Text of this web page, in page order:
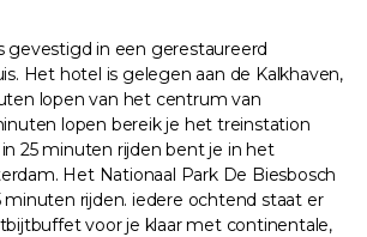
gevestigd in een gerestaureerd
Het hotel is gelegen aan de Kalkhaven,
lopen van het centrum van
lopen bereik je het treinstation
25 minuten rijden bent je in het
Het Nationaal Park De Biesbosch
minuten rijden. iedere ochtend staat er
voor je klaar met continentale,